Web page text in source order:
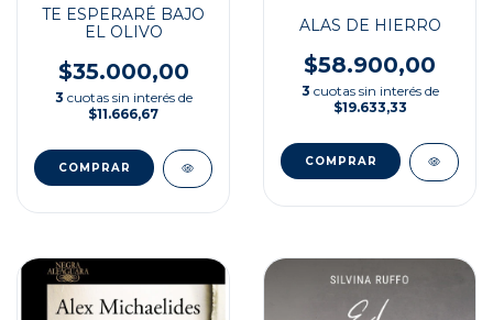
TE ESPERARÉ BAJO
EL OLIVO
$35.000,00
3 cuotas sin interés de
$11.666,67
ALAS DE HIERRO
$58.900,00
3 cuotas sin interés de
$19.633,33